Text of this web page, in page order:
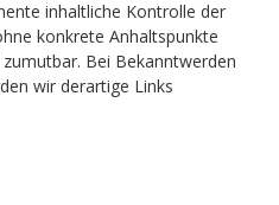
inhaltliche Kontrolle der
konkrete Anhaltspunkte
Bei Bekanntwerden
wir derartige Links